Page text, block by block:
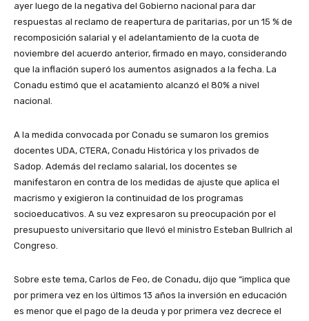
ayer luego de la negativa del Gobierno nacional para dar
respuestas al reclamo de reapertura de paritarias, por un 15 % de
recomposición salarial y el adelantamiento de la cuota de
noviembre del acuerdo anterior, firmado en mayo, considerando
que la inflación superó los aumentos asignados a la fecha. La
Conadu estimó que el acatamiento alcanzó el 80% a nivel
nacional.
A la medida convocada por Conadu se sumaron los gremios
docentes UDA, CTERA, Conadu Histórica y los privados de
Sadop. Además del reclamo salarial, los docentes se
manifestaron en contra de los medidas de ajuste que aplica el
macrismo y exigieron la continuidad de los programas
socioeducativos. A su vez expresaron su preocupación por el
presupuesto universitario que llevó el ministro Esteban Bullrich al
Congreso.
Sobre este tema, Carlos de Feo, de Conadu, dijo que “implica que
por primera vez en los últimos 13 años la inversión en educación
es menor que el pago de la deuda y por primera vez decrece el